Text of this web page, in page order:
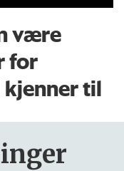
være
for
til